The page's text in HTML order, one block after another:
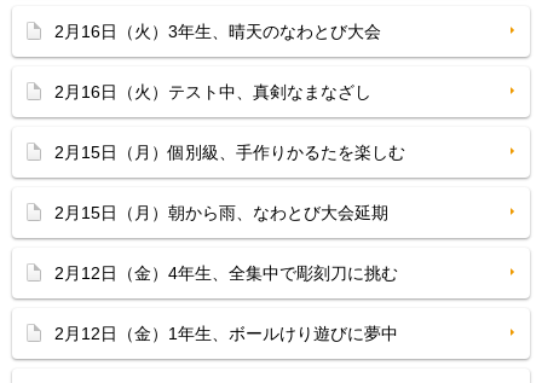
2月16日（火）3年生、晴天のなわとび大会
2月16日（火）テスト中、真剣なまなざし
2月15日（月）個別級、手作りかるたを楽しむ
2月15日（月）朝から雨、なわとび大会延期
2月12日（金）4年生、全集中で彫刻刀に挑む
2月12日（金）1年生、ボールけり遊びに夢中